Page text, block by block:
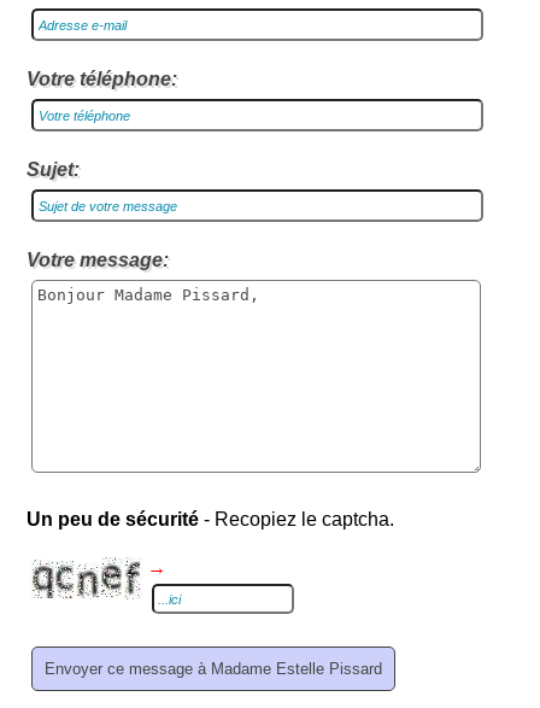
Votre téléphone:
Sujet:
Votre message:
Un peu de sécurité - Recopiez le captcha.
→